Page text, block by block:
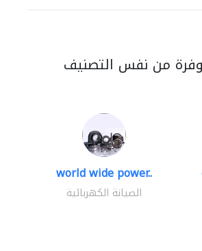
من نفس التصنيف
world wide power..
الصيانة الكهربائية